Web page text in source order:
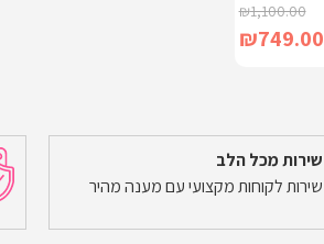
₪1,100.00
₪749.00
שירות מכל הלב
שירות לקוחות מקצועי עם מענה מהיר